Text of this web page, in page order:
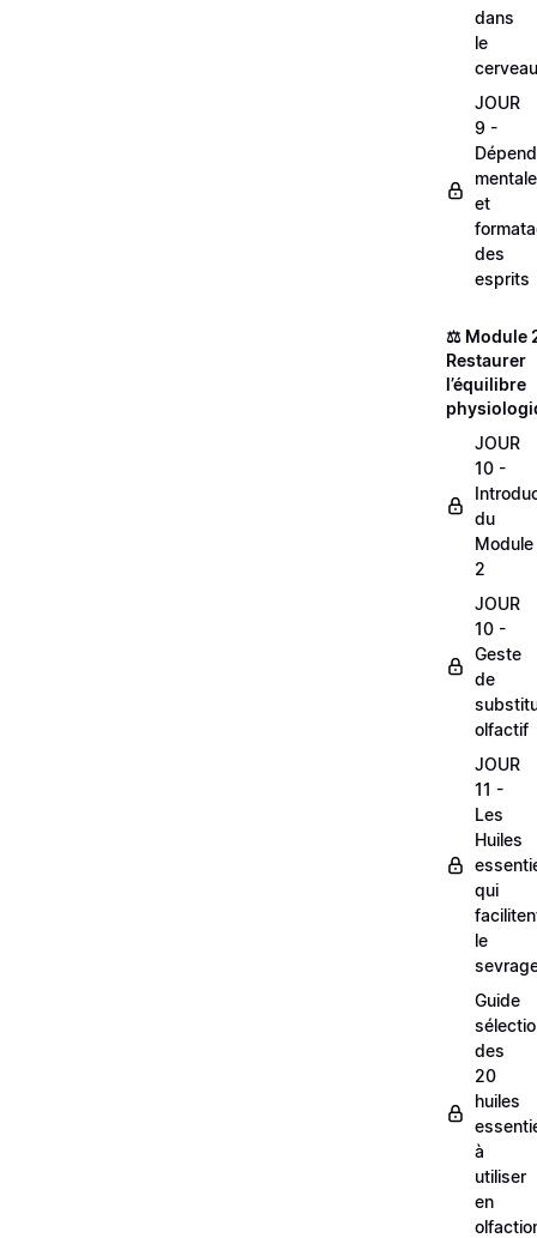
dans
le
cerveau
JOUR
9 -
mentale
et
des
esprits
⚖️ Module
Restaurer
l’équilibre
JOUR
10 -
du
Module
2
JOUR
10 -
Geste
de
olfactif
JOUR
11 -
Les
Huiles
qui
le
Guide
des
20
huiles
à
utiliser
en